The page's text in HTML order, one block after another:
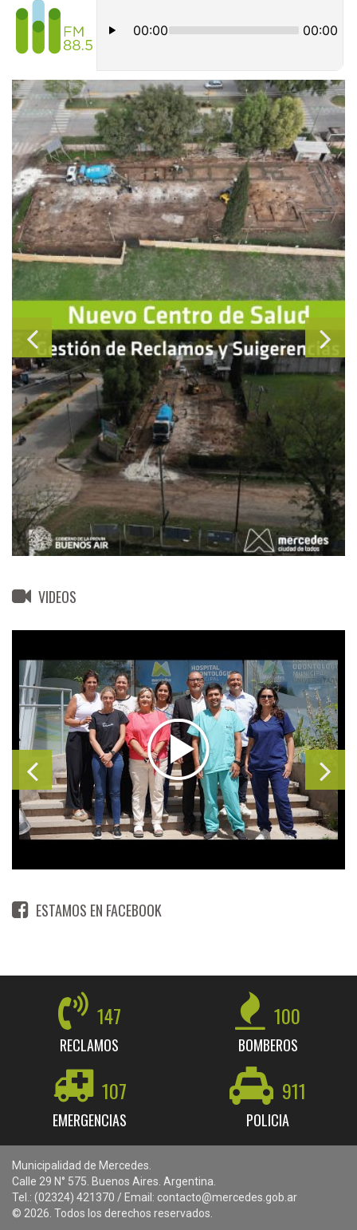
VIDEOS
ESTAMOS EN FACEBOOK
147
RECLAMOS
100
BOMBEROS
107
EMERGENCIAS
911
POLICIA
Municipalidad de Mercedes.
Calle 29 N° 575. Buenos Aires. Argentina.
Tel.: (02324) 421370 / Email: contacto@mercedes.gob.ar
© 2026. Todos los derechos reservados.